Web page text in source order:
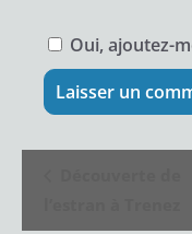
Oui, ajoutez-